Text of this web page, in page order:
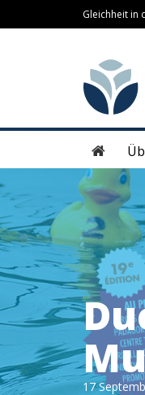
Gleichheit in
17